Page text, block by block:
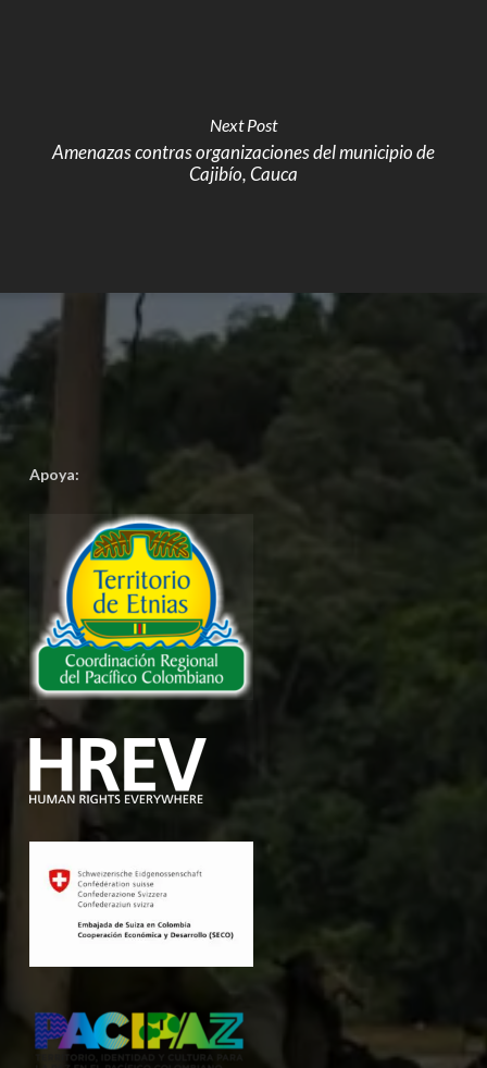
Next Post
Amenazas contras organizaciones del municipio de
Cajibío, Cauca
Apoya: